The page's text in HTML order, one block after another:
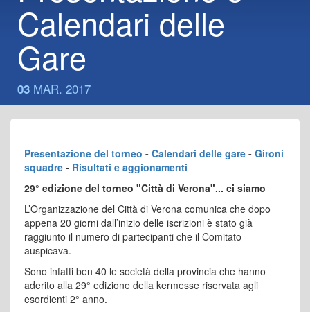
Calendari delle
Gare
03 MAR. 2017
Presentazione del torneo - Calendari delle gare - Gironi
squadre - Risultati e aggionamenti
29° edizione del torneo "Città di Verona"... ci siamo
L’Organizzazione del Città di Verona comunica che dopo
appena 20 giorni dall’inizio delle iscrizioni è stato già
raggiunto il numero di partecipanti che il Comitato
auspicava.
Sono infatti ben 40 le società della provincia che hanno
aderito alla 29° edizione della kermesse riservata agli
esordienti 2° anno.